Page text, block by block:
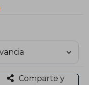
Comparte y